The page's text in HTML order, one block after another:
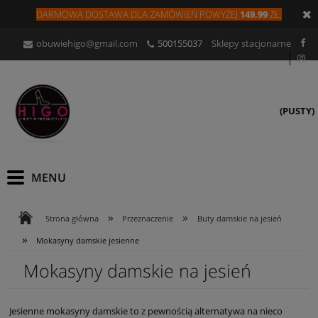
DARMOWA DOSTAWA DLAZAMÓWIEŃ POWYŻEJ 149,99ZŁ.
obuwiehigo@gmail.com 500155037 Sklepy stacjonarne
(PUSTY)
Strona główna » Przeznaczenie » Buty damskie na jesień
» Mokasyny damskie jesienne
Mokasyny damskie na jesień
Jesienne mokasyny damskie to z pewnością alternatywa na nieco